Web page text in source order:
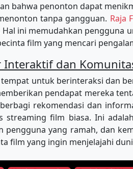
bahwa penonton dapat
tanpa gangguan. Raja
ini memudahkan pengguna
film yang mencari
Interaktif dan
untuk berinteraksi dan
pendapat mereka
rekomendasi dan
film biasa. Ini
yang ramah, dan
film yang ingin menjelajahi